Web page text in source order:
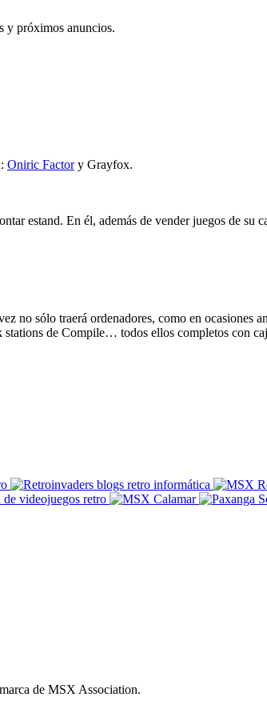
y próximos anuncios.
Oniric Factory Grayfox.
estand. En él, además de vender juegos de
no sólo traerá ordenadores, como en
de Compile… todos ellos completos con
de MSX Association.